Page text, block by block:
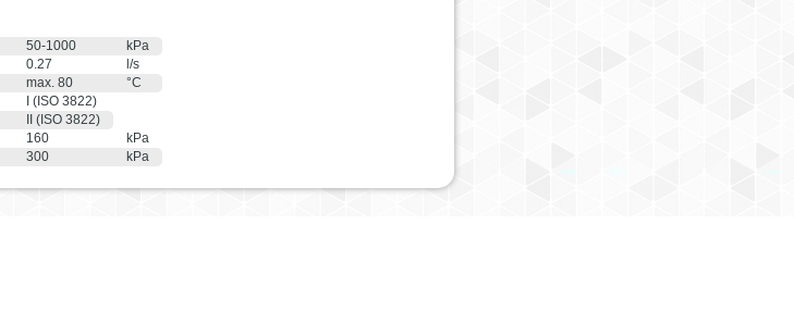
50-1000
kPa
0.27
l/s
max. 80
°C
I (ISO 3822)
II (ISO 3822)
160
kPa
300 kPa